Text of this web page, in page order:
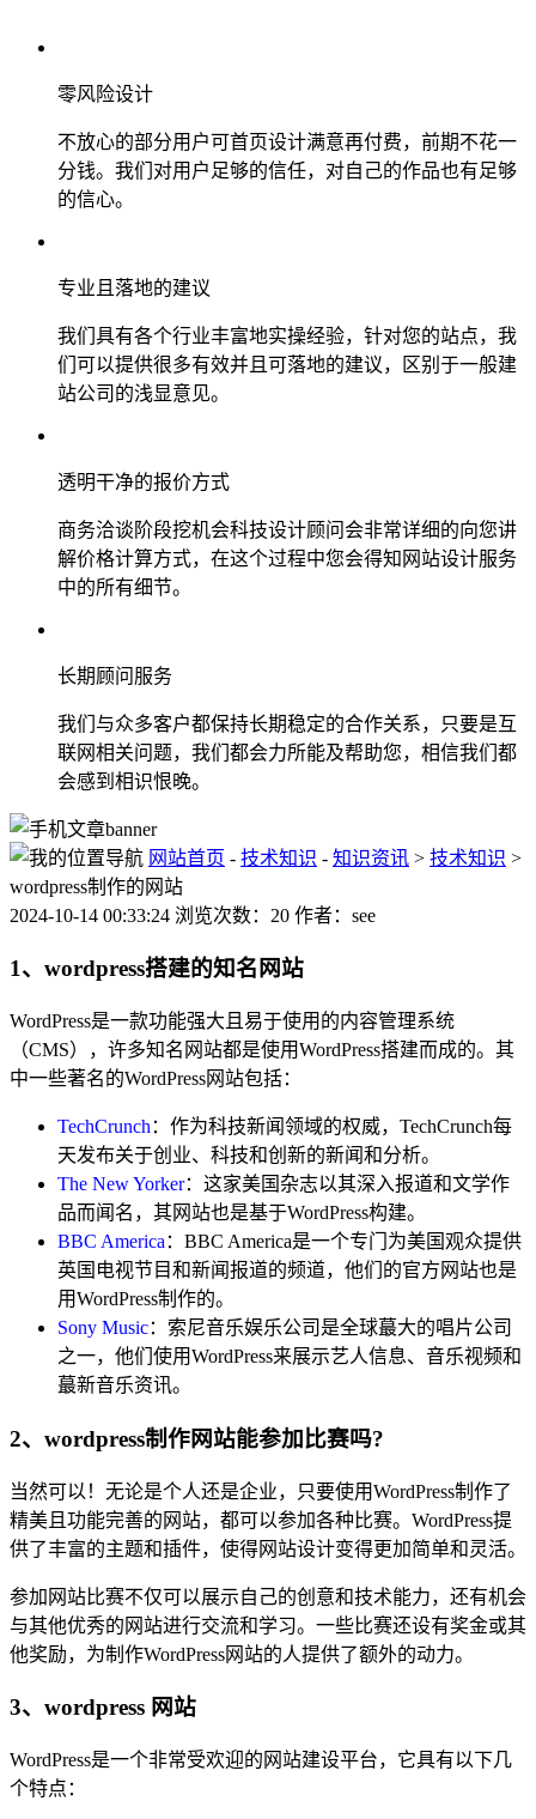
零风险设计
不放心的部分用户可首页设计满意再付费，前期不花一
分钱。我们对用户足够的信任，对自己的作品也有足够
的信心。
专业且落地的建议
我们具有各个行业丰富地实操经验，针对您的站点，我
们可以提供很多有效并且可落地的建议，区别于一般建
站公司的浅显意见。
透明干净的报价方式
商务洽谈阶段挖机会科技设计顾问会非常详细的向您讲
解价格计算方式，在这个过程中您会得知网站设计服务
中的所有细节。
长期顾问服务
我们与众多客户都保持长期稳定的合作关系，只要是互
联网相关问题，我们都会力所能及帮助您，相信我们都
会感到相识恨晚。
网站首页 - 技术知识 - 知识资讯 > 技术知识 >
wordpress制作的网站
2024-10-14 00:33:24 浏览次数：20 作者：see
1、wordpress搭建的知名网站
WordPress是一款功能强大且易于使用的内容管理系统
（CMS），许多知名网站都是使用WordPress搭建而成的。其
中一些著名的WordPress网站包括：
TechCrunch ：作为科技新闻领域的权威，TechCrunch每
天发布关于创业、科技和创新的新闻和分析。
The New Yorker：这家美国杂志以其深入报道和文学作
品而闻名，其网站也是基于WordPress构建。
BBC America ：BBC America是一个专门为美国观众提供
英国电视节目和新闻报道的频道，他们的官方网站也是
用WordPress制作的。
Sony Music：索尼音乐娱乐公司是全球蕞大的唱片公司
之一，他们使用WordPress来展示艺人信息、音乐视频和
蕞新音乐资讯。
2、wordpress制作网站能参加比赛吗?
当然可以！无论是个人还是企业，只要使用WordPress制作了
精美且功能完善的网站，都可以参加各种比赛。WordPress提
供了丰富的主题和插件，使得网站设计变得更加简单和灵活。
参加网站比赛不仅可以展示自己的创意和技术能力，还有机会
与其他优秀的网站进行交流和学习。一些比赛还设有奖金或其
他奖励，为制作WordPress网站的人提供了额外的动力。
3、wordpress 网站
WordPress是一个非常受欢迎的网站建设平台，它具有以下几
个特点：